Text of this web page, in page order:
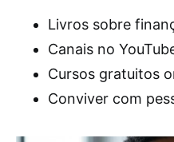
Livros sobre
Canais no
Cursos gratuitos
Conviver com